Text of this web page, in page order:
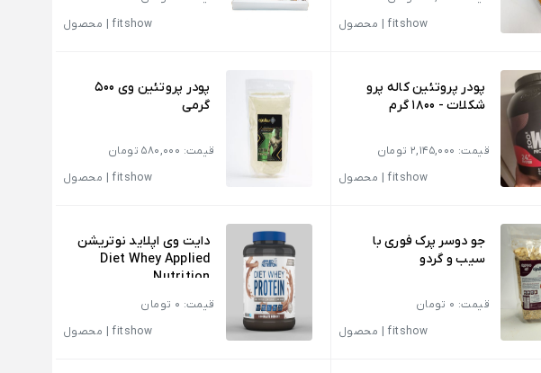
fitshow
محصول
fitshow
محصول
پودر پروتئین کاله پرو
شکلات - 1800 گرم
قیمت: 2,145,000 تومان
fitshow
محصول
پودر پروتئین وی 500
گرمی
قیمت: 580,000 تومان
fitshow
محصول
جو دوسر پرک فوری با
سیب‌ و گردو
قیمت: 0 تومان
fitshow
محصول
دایت وی اپلاید نوتریشن
Diet Whey Applied
Nutrition
قیمت: 0 تومان
fitshow
محصول